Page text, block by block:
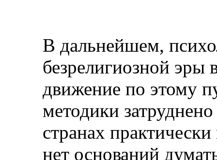
В дальнейшем,
безрелигиозной эры
движение по этому
методики
странах
нет оснований